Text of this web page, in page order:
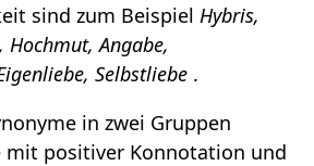
sind zum BeispielHybris,
Angabe,
Selbstliebe .
in zwei Gruppen
mit positiver Konnotation und